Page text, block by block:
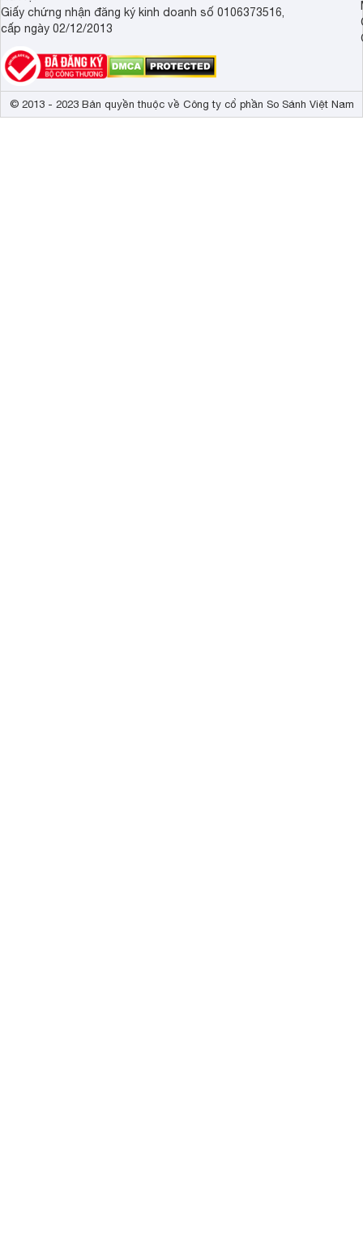
Giấy chứng nhận đăng ký kinh doanh số 0106373516,
cấp ngày 02/12/2013
© 2013 - 2023 Bản quyền thuộc về Công ty cổ phần So Sánh Việt Nam